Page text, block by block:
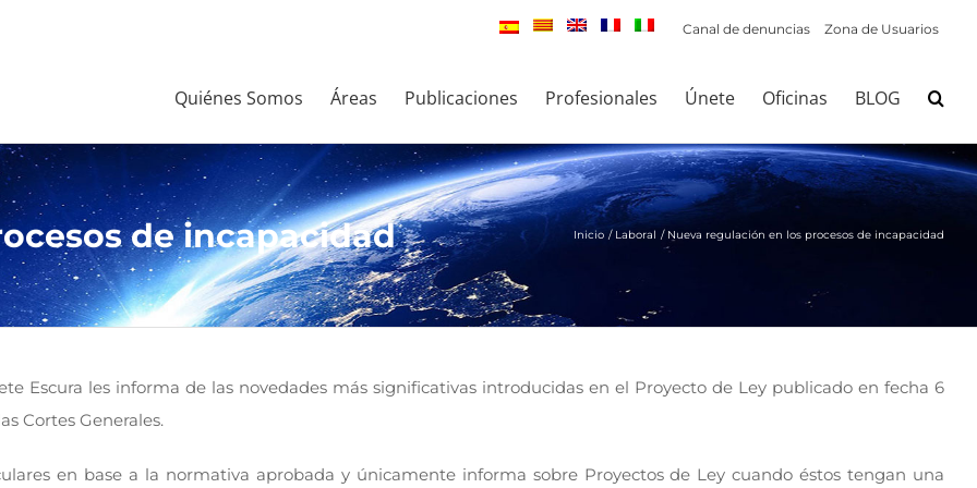
Canal de denuncias Zona de Usuarios
Quiénes Somos Áreas Publicaciones Profesionales Únete Oficinas BLOG
de incapacidad Inicio Laboral Nueva regulación en los procesos de incapacidad
Escura les informa de las novedades más significativas introducidas en el Proyecto de Ley publicado en fecha 6
Cortes Generales.
en base a la normativa aprobada y únicamente informa sobre Proyectos de Ley cuando éstos tengan una